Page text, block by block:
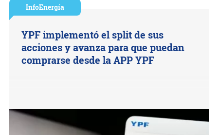
InfoEnergía
YPF implementó el split de sus
acciones y avanza para que puedan
comprarse desde la APP YPF